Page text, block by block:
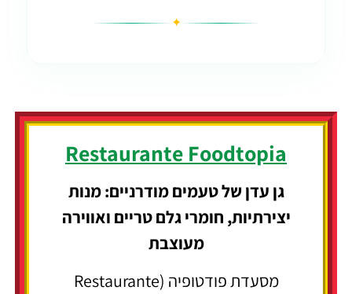
✦
Restaurante Foodtopia
גן עדן של טעמים מודרניים: מנות
יצירתיות, חומרי גלם טריים ואווירה
מעוצבת
מסעדת פודטופיה (Restaurante